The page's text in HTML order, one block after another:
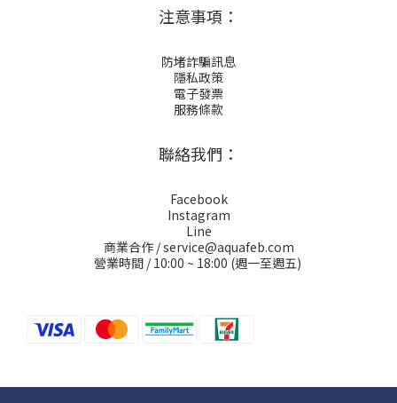
注意事項：
防堵詐騙訊息
隱私政策
電子發票
服務條款
聯絡我們：
Facebook
Instagram
Line
商業合作 / service@aquafeb.com
營業時間 / 10:00 ~ 18:00 (週一至週五)